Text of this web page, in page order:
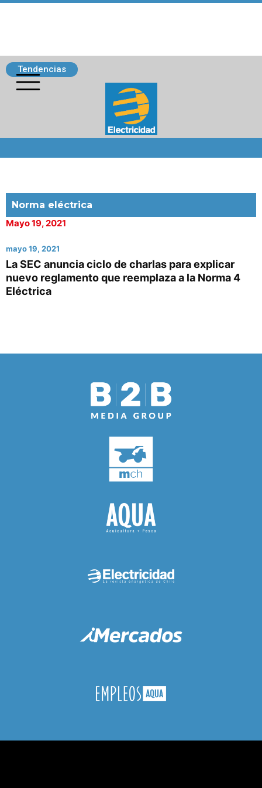
Tendencias
Norma eléctrica
Mayo 19, 2021
mayo 19, 2021
La SEC anuncia ciclo de charlas para explicar
nuevo reglamento que reemplaza a la Norma 4
Eléctrica